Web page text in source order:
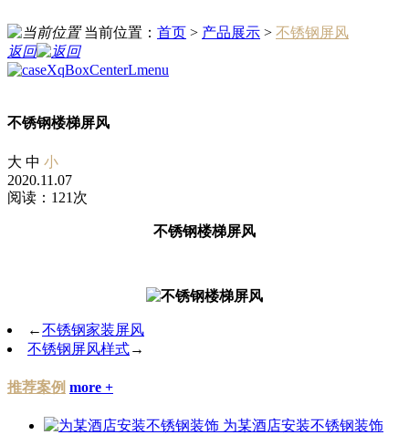
当前位置： 首页 > 产品展示 > 不锈钢屏风
返回
不锈钢楼梯屏风
大 中 小
2020.11.07
阅读：121次
不锈钢楼梯屏风
←不锈钢家装屏风
不锈钢屏风样式→
推荐案例 more +
为某酒店安装不锈钢装饰